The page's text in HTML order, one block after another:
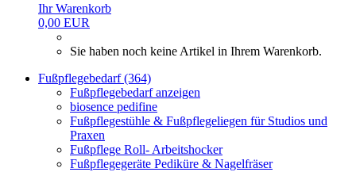
Ihr Warenkorb
0,00 EUR
Sie haben noch keine Artikel in Ihrem Warenkorb.
Fußpflegebedarf (364)
Fußpflegebedarf anzeigen
biosence pedifine
Fußpflegestühle & Fußpflegeliegen für Studios und
Praxen
Fußpflege Roll- Arbeitshocker
Fußpflegegeräte Pediküre & Nagelfräser